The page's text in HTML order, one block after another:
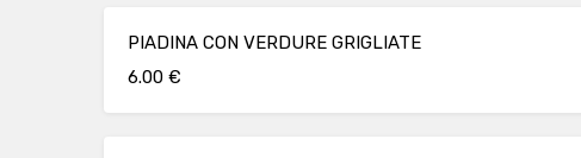
PIADINA CON VERDURE GRIGLIATE
6.00 €